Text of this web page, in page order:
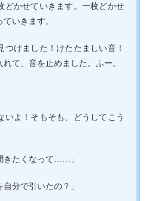
どかせていきます。一枚どかせ
いきます。
つけました！けたたましい音！
て、音を止めました。ふー。
いよ！そもそも、どうしてこう
たくなって……」
分で引いたの？」